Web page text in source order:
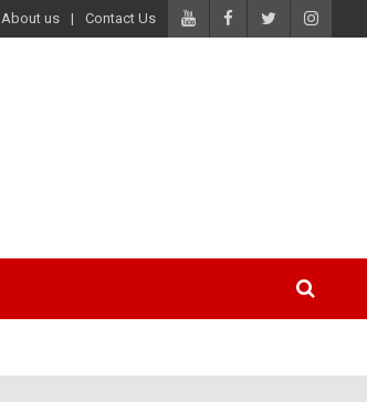
About us Contact Us